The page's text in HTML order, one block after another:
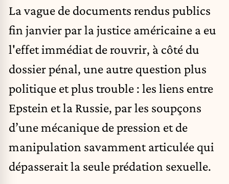
La vague de documents rendus publics
fin janvier par la justice américaine a eu
l'effet immédiat de rouvrir, à côté du
dossier pénal, une autre question plus
politique et plus trouble : les liens entre
Epstein et la Russie, par les soupçons
d’une mécanique de pression et de
manipulation savamment articulée qui
dépasserait la seule prédation sexuelle.